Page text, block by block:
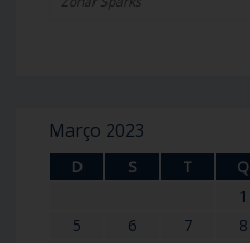
Março 2023
D S T Q
1
5
6 7 8